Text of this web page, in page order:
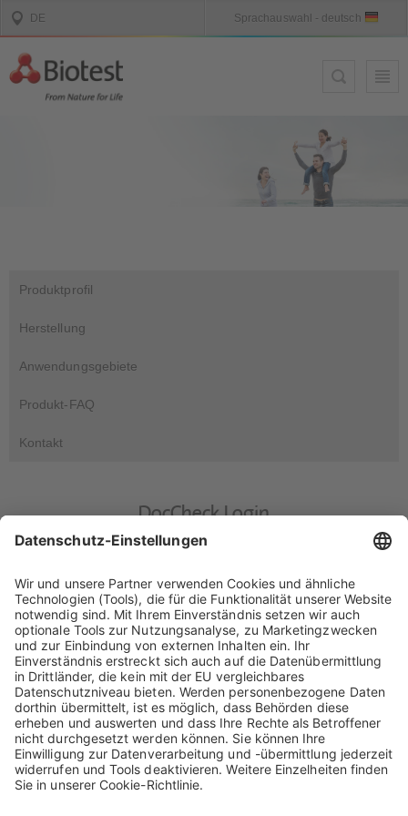
Produktprofil
Herstellung
Anwendungsgebiete
Produkt-FAQ
Kontakt
DocCheck Login
DocCheck
Diese Seite enthält Informationen für medizinische Fachkreise.
Bitte geben Sie Ihr DocCheck-Passwort ein..
Über die Verarbeitung Ihrer personenbezogenen Daten informiert
Sie unsere
Datenschutzerklärung.